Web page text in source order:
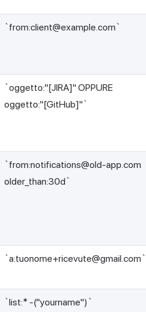
`from:client@example.com`
`oggetto:"[JIRA]" OPPURE
oggetto:"[GitHub]"`
`from:notifications@old-app.com
older_than:30d`
`a:tuonome+ricevute@gmail.com`
`list:* -("yourname")`